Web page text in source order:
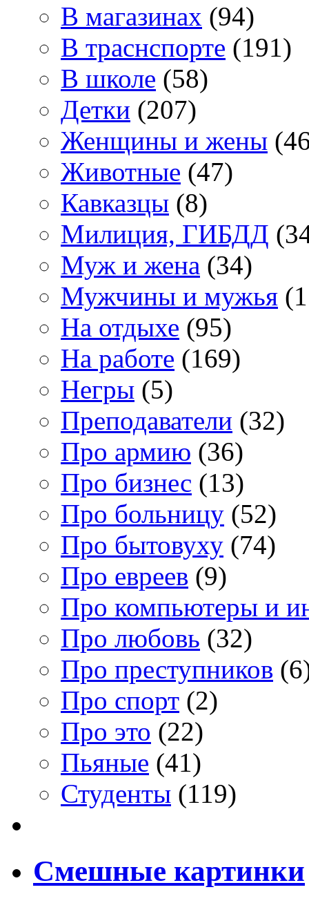
В магазинах (94)
В траснспорте (191)
В школе (58)
Детки (207)
Женщины и жены
Животные (47)
Кавказцы (8)
Милиция, ГИБДД
Муж и жена (34)
Мужчины и мужья
На отдыхе (95)
На работе (169)
Негры (5)
Преподаватели (32)
Про армию (36)
Про бизнес (13)
Про больницу (52)
Про бытовуху (74)
Про евреев (9)
Про компьютеры и
Про любовь (32)
Про преступников
Про спорт (2)
Про это (22)
Пьяные (41)
Студенты (119)
Смешные картинки